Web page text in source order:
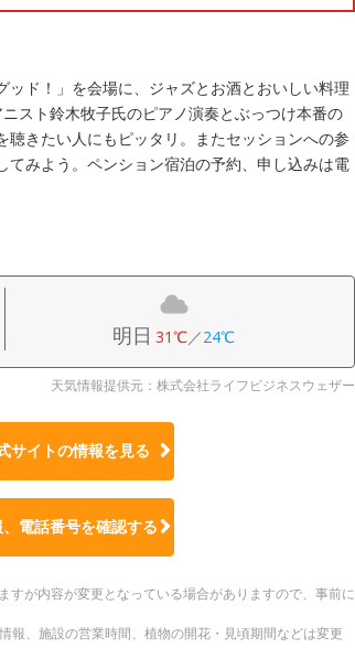
ド！」を会場に、ジャズとお酒とおいしい料理
スト鈴木牧子氏のピアノ演奏とぶっつけ本番の
きたい人にもピッタリ。またセッションへの参
みよう。ペンション宿泊の予約、申し込みは電
明日 31℃／24℃
天気情報提供元：株式会社ライフビジネスウェザー
サイトの情報を見る
電話番号を確認する
が内容が変更となっている場合がありますので、事前に
、施設の営業時間、植物の開花・見頃期間などは変更